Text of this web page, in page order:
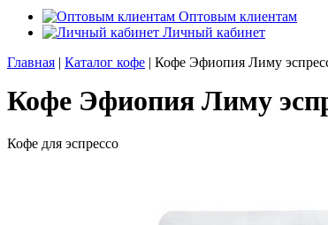
Оптовым клиентам
Личный кабинет
Главная | Каталог кофе | Кофе Эфиопия Лиму
Кофе Эфиопия Лиму
Кофе для эспрессо